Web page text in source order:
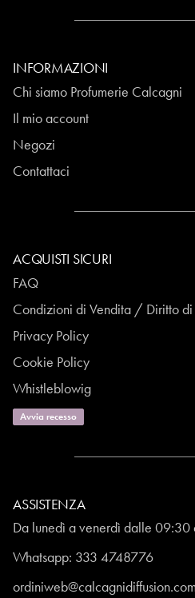
INFORMAZIONI
Chi siamo Profumerie Calcagni
Il mio account
Negozi
Contattaci
ACQUISTI SICURI
FAQ
Condizioni di Vendita / Diritto di
Privacy Policy
Cookie Policy
Whistleblowig
Avvia recesso
ASSISTENZA
Da lunedì a venerdì dalle
Whatsapp: 333 4748776
ordiniweb@calcagnidiffusion.com